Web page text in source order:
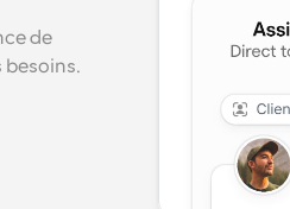
de
besoins.